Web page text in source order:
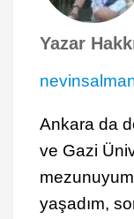
Yazar
Ankara da
ve Gazi
yaşadım,